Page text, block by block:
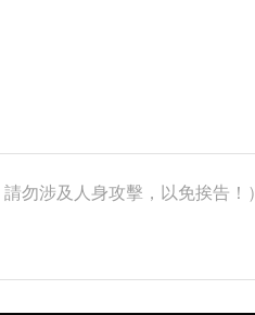
勿涉及人身攻擊，以免挨告！）